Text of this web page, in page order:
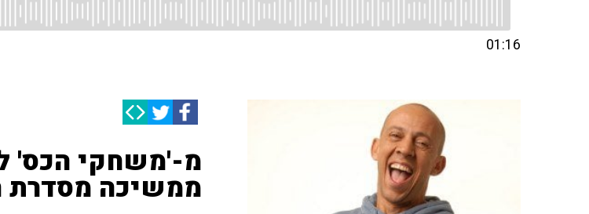
01:16
מ-'משחקי הכס'
ממשיכה מסדרת